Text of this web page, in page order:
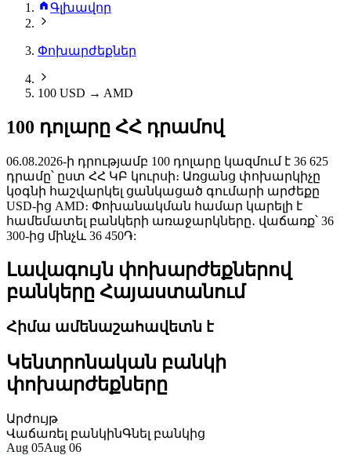
Գլխավոր
Փոխարժեքներ
100 USD → AMD
100 դոլարը ՀՀ դրամով
06.08.2026-ի դրությամբ 100 դոլարը կազմում է 36 625
դրամը՝ ըստ ՀՀ ԿԲ կուրսի։ Առցանց փոխարկիչը
կօգնի հաշվարկել ցանկացած գումարի արժեքը
USD-ից AMD։ Փոխանակման համար կարելի է
համեմատել բանկերի առաջարկները․ վաճառք՝ 36
300-ից մինչև 36 450֏:
Լավագույն փոխարժեքներով
բանկերը Հայաստանում
Հիմա ամենաշահավետն է
Կենտրոնական բանկի
փոխարժեքները
Արժույթ
Վաճառել բանկինԳնել բանկից
Aug 05Aug 06